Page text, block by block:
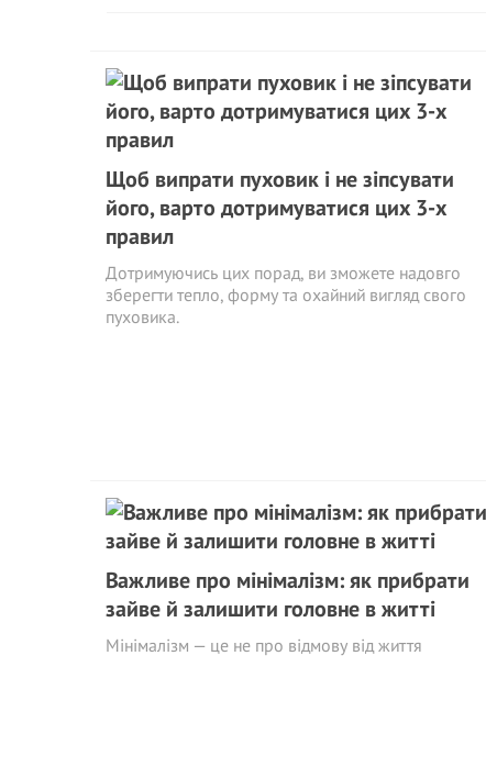
Щоб випрати пуховик і не зіпсувати
його, варто дотримуватися цих 3-х
правил
Дотримуючись цих порад, ви зможете надовго
зберегти тепло, форму та охайний вигляд свого
пуховика.
Важливе про мінімалізм: як прибрати
зайве й залишити головне в житті
Мінімалізм — це не про відмову від життя